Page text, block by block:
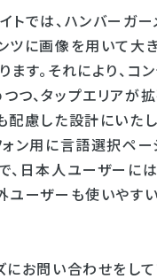
トでは、ハンバーガ
ツに画像を用いて大
ます。それにより、コ
つ、タップエリアが
配慮した設計にいたし
ォン用に言語選択ペ
、日本人ユーザーに
ユーザーも使いやす
にお問い合わせをし